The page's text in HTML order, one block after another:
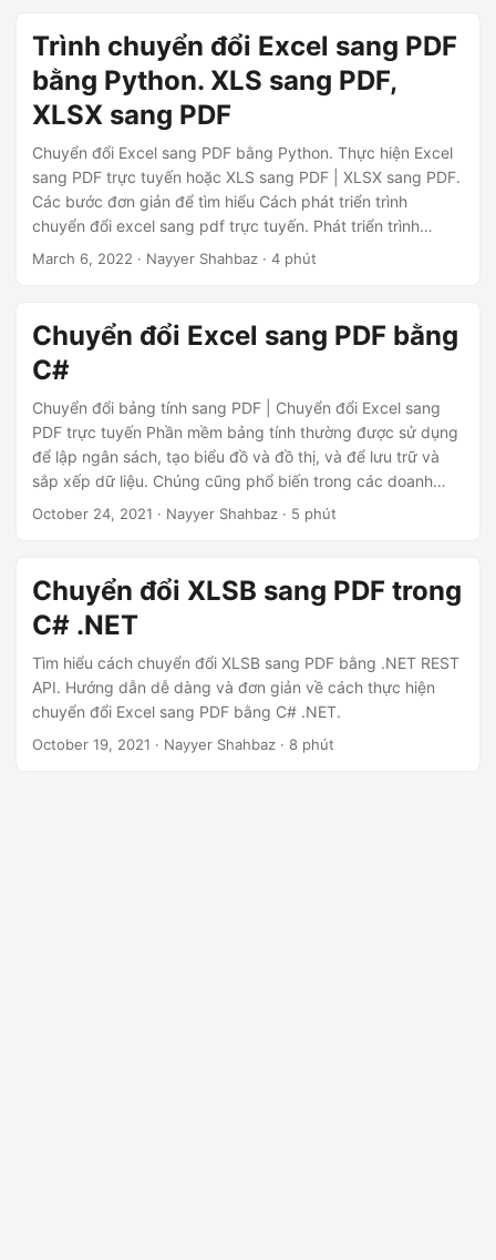
bên trong các ứng dụng Java của họ. Cho dù bạn cần
chuyển đổi một bảng tính hay nhiều bảng tính cùng một
lúc, Aspose.Cells Cloud SDK cho Java cung cấp một giải
pháp đáng tin cậy và hiệu quả cho tất cả các yêu cầu
chuyển đổi Excel sang PDF của bạn.
Trình chuyển đổi Excel sang PDF
bằng Python. XLS sang PDF,
XLSX sang PDF
Chuyển đổi Excel sang PDF bằng Python. Thực hiện Excel
sang PDF trực tuyến hoặc XLS sang PDF | XLSX sang PDF.
Các bước đơn giản để tìm hiểu Cách phát triển trình
chuyển đổi excel sang pdf trực tuyến. Phát triển trình
chuyển đổi Bảng tính sang PDF bằng Python SDK.
March 6, 2022 · Nayyer Shahbaz · 4 phút
Chuyển đổi Excel sang PDF bằng
C#
Chuyển đổi bảng tính sang PDF | Chuyển đổi Excel sang
PDF trực tuyến Phần mềm bảng tính thường được sử dụng
để lập ngân sách, tạo biểu đồ và đồ thị, và để lưu trữ và
sắp xếp dữ liệu. Chúng cũng phổ biến trong các doanh
nghiệp để dự báo hiệu suất trong tương lai, tính thuế, hoàn
October 24, 2021 · Nayyer Shahbaz · 5 phút
Chuyển đổi XLSB sang PDF trong
C# .NET
Tìm hiểu cách chuyển đổi XLSB sang PDF bằng .NET REST
API. Hướng dẫn dễ dàng và đơn giản về cách thực hiện
chuyển đổi Excel sang PDF bằng C# .NET.
October 19, 2021 · Nayyer Shahbaz · 8 phút